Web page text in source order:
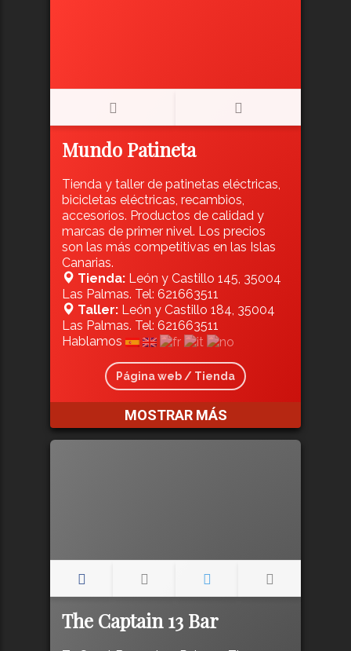
Mundo Patineta
Tienda y taller de patinetas eléctricas,
bicicletas eléctricas, recambios,
accesorios. Productos de calidad y
marcas de primer nivel. Los precios
son las más competitivas en las Islas
Canarias.
Tienda: León y Castillo 145, 35004
Las Palmas. Tel: 621663511
Taller: León y Castillo 184, 35004
Las Palmas. Tel: 621663511
Hablamos
Página web / Tienda
MOSTRAR MÁS
The Captain 13 Bar